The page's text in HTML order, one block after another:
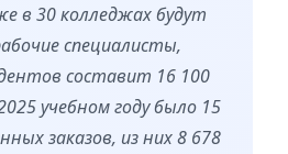
в 30 колледжах будут
специалисты,
составит 16 100
учебном году было 15
заказов, из них 8 678